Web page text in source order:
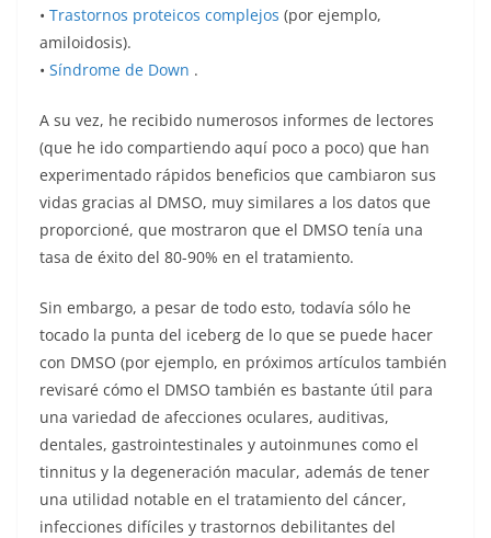
• Trastornos proteicos complejos (por ejemplo,
amiloidosis).
• Síndrome de Down .
A su vez, he recibido numerosos informes de lectores
(que he ido compartiendo aquí poco a poco) que han
experimentado rápidos beneficios que cambiaron sus
vidas gracias al DMSO, muy similares a los datos que
proporcioné, que mostraron que el DMSO tenía una
tasa de éxito del 80-90% en el tratamiento.
Sin embargo, a pesar de todo esto, todavía sólo he
tocado la punta del iceberg de lo que se puede hacer
con DMSO (por ejemplo, en próximos artículos también
revisaré cómo el DMSO también es bastante útil para
una variedad de afecciones oculares, auditivas,
dentales, gastrointestinales y autoinmunes como el
tinnitus y la degeneración macular, además de tener
una utilidad notable en el tratamiento del cáncer,
infecciones difíciles y trastornos debilitantes del